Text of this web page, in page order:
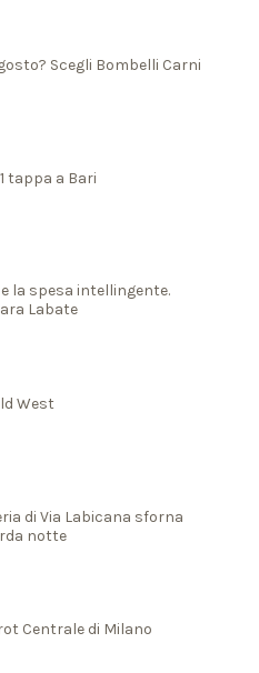
Scegli Bombelli Carni
tappa a Bari
la spesa intellingente.
Labate
West
di Via Labicana sforna
notte
Centrale di Milano